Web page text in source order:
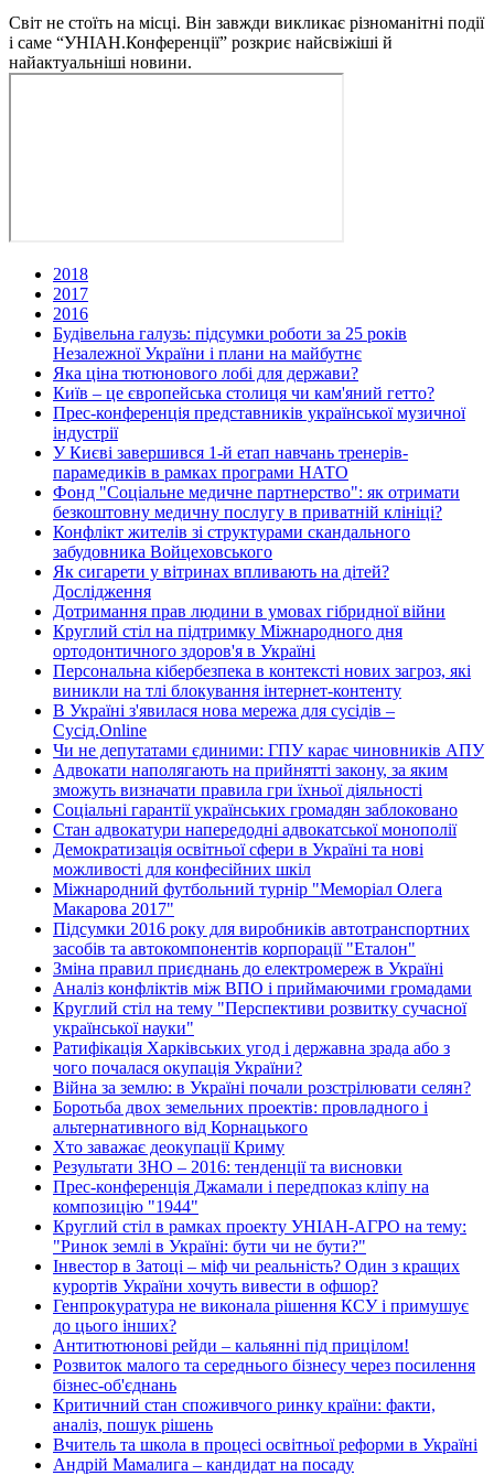
Світ не стоїть на місці. Він завжди викликає різноманітні події
і саме “УНІАН.Конференції” розкриє найсвіжіші й
найактуальніші новини.
2018
2017
2016
Будівельна галузь: підсумки роботи за 25 років
Незалежної України і плани на майбутнє
Яка ціна тютюнового лобі для держави?
Київ – це європейська столиця чи кам'яний гетто?
Прес-конференція представників української музичної
індустрії
У Києві завершився 1-й етап навчань тренерів-
парамедиків в рамках програми НАТО
Фонд "Соціальне медичне партнерство": як отримати
безкоштовну медичну послугу в приватній клініці?
Конфлікт жителів зі структурами скандального
забудовника Войцеховського
Як сигарети у вітринах впливають на дітей?
Дослідження
Дотримання прав людини в умовах гібридної війни
Круглий стіл на підтримку Міжнародного дня
ортодонтичного здоров'я в Україні
Персональна кібербезпека в контексті нових загроз, які
виникли на тлі блокування інтернет-контенту
В Україні з'явилася нова мережа для сусідів –
Сусід.Online
Чи не депутатами єдиними: ГПУ карає чиновників АПУ
Адвокати наполягають на прийнятті закону, за яким
зможуть визначати правила гри їхньої діяльності
Соціальні гарантії українських громадян заблоковано
Стан адвокатури напередодні адвокатської монополії
Демократизація освітньої сфери в Україні та нові
можливості для конфесійних шкіл
Міжнародний футбольний турнір "Меморіал Олега
Макарова 2017"
Підсумки 2016 року для виробників автотранспортних
засобів та автокомпонентів корпорації "Еталон"
Зміна правил приєднань до електромереж в Україні
Аналіз конфліктів між ВПО і приймаючими громадами
Круглий стіл на тему "Перспективи розвитку сучасної
української науки"
Ратифікація Харківських угод і державна зрада або з
чого почалася окупація України?
Війна за землю: в Україні почали розстрілювати селян?
Боротьба двох земельних проектів: провладного і
альтернативного від Корнацького
Хто заважає деокупації Криму
Результати ЗНО – 2016: тенденції та висновки
Прес-конференція Джамали і передпоказ кліпу на
композицію "1944"
Круглий стіл в рамках проекту УНІАН-АГРО на тему:
"Ринок землі в Україні: бути чи не бути?"
Інвестор в Затоці – міф чи реальність? Один з кращих
курортів України хочуть вивести в офшор?
Генпрокуратура не виконала рішення КСУ і примушує
до цього інших?
Антитютюнові рейди – кальянні під прицілом!
Розвиток малого та середнього бізнесу через посилення
бізнес-об'єднань
Критичний стан споживчого ринку країни: факти,
аналіз, пошук рішень
Вчитель та школа в процесі освітньої реформи в Україні
Андрій Мамалига – кандидат на посаду